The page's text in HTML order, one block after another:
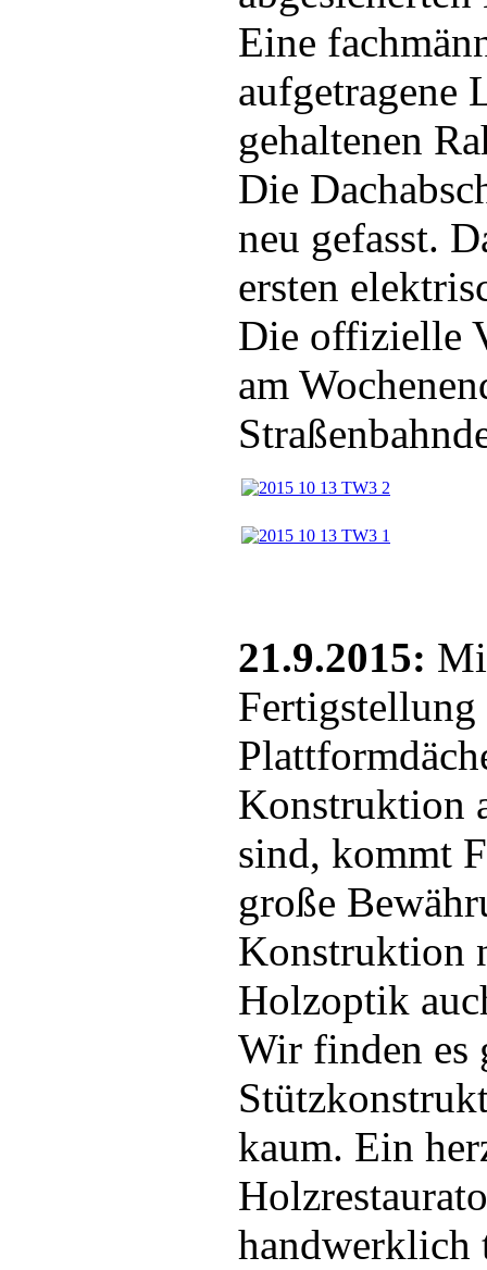
Eine
aufgetragene
gehaltenen
Die
neu gefasst.
ersten
Die offizielle
am
21.9.2015:
Fertigstellung
Konstruktion
sind, kommt
große
Konstruktion
Holzoptik
Wir finden es
kaum. Ein